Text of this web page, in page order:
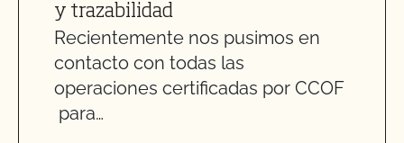
y trazabilidad
Recientemente nos pusimos en
contacto con todas las
operaciones certificadas por CCOF
para…